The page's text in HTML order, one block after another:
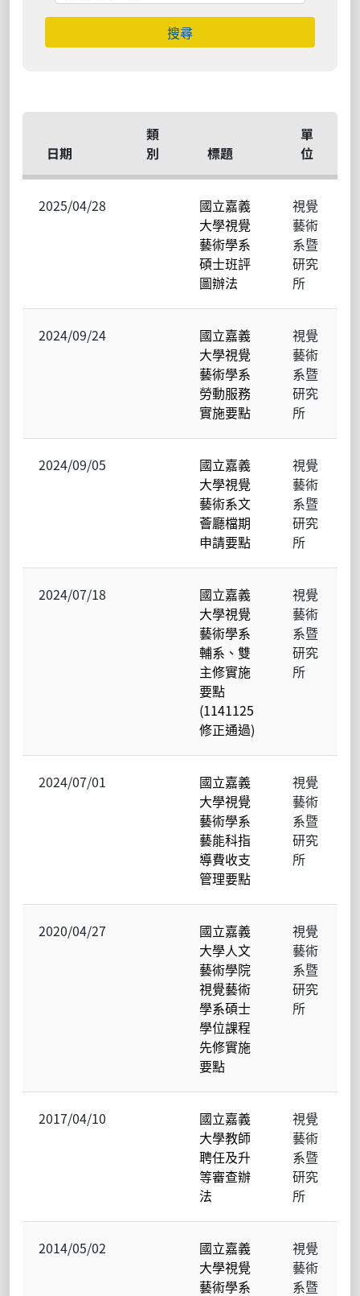
搜尋
日期
類
別
標題
單
位
2025/04/28
國立嘉義
大學視覺
藝術學系
碩士班評
圖辦法
視覺
藝術
系暨
研究
所
2024/09/24
國立嘉義
大學視覺
藝術學系
勞動服務
實施要點
視覺
藝術
系暨
研究
所
2024/09/05
國立嘉義
大學視覺
藝術系文
薈廳檔期
申請要點
視覺
藝術
系暨
研究
所
2024/07/18
國立嘉義
大學視覺
藝術學系
輔系、雙
主修實施
要點
(1141125
修正通過)
視覺
藝術
系暨
研究
所
2024/07/01
國立嘉義
大學視覺
藝術學系
藝能科指
導費收支
管理要點
視覺
藝術
系暨
研究
所
2020/04/27
國立嘉義
大學人文
藝術學院
視覺藝術
學系碩士
學位課程
先修實施
要點
視覺
藝術
系暨
研究
所
2017/04/10
國立嘉義
大學教師
聘任及升
等審查辦
法
視覺
藝術
系暨
研究
所
2014/05/02
國立嘉義
大學視覺
藝術學系
視覺
藝術
系暨